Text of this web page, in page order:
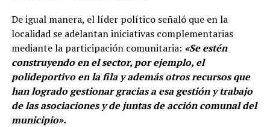
De igual manera, el líder político señaló que en la
localidad se adelantan iniciativas complementarias
mediante la participación comunitaria: «Se estén
construyendo en el sector, por ejemplo, el
polideportivo en la fila y además otros recursos que
han logrado gestionar gracias a esa gestión y trabajo
de las asociaciones y de juntas de acción comunal del
municipio».